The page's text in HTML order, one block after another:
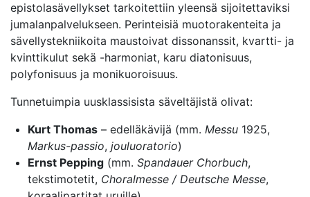
epistolasävellykset tarkoitettiin yleensä sijoitettaviksi
jumalanpalvelukseen. Perinteisiä muotorakenteita ja
sävellystekniikoita maustoivat dissonanssit, kvartti- ja
kvinttikulut sekä -harmoniat, karu diatonisuus,
polyfonisuus ja monikuoroisuus.
Tunnetuimpia uusklassisista säveltäjistä olivat:
Kurt Thomas – edelläkävijä (mm. Messu 1925,
Markus-passio, jouluoratorio)
Ernst Pepping (mm. Spandauer Chorbuch,
tekstimotetit, Choralmesse / Deutsche Messe,